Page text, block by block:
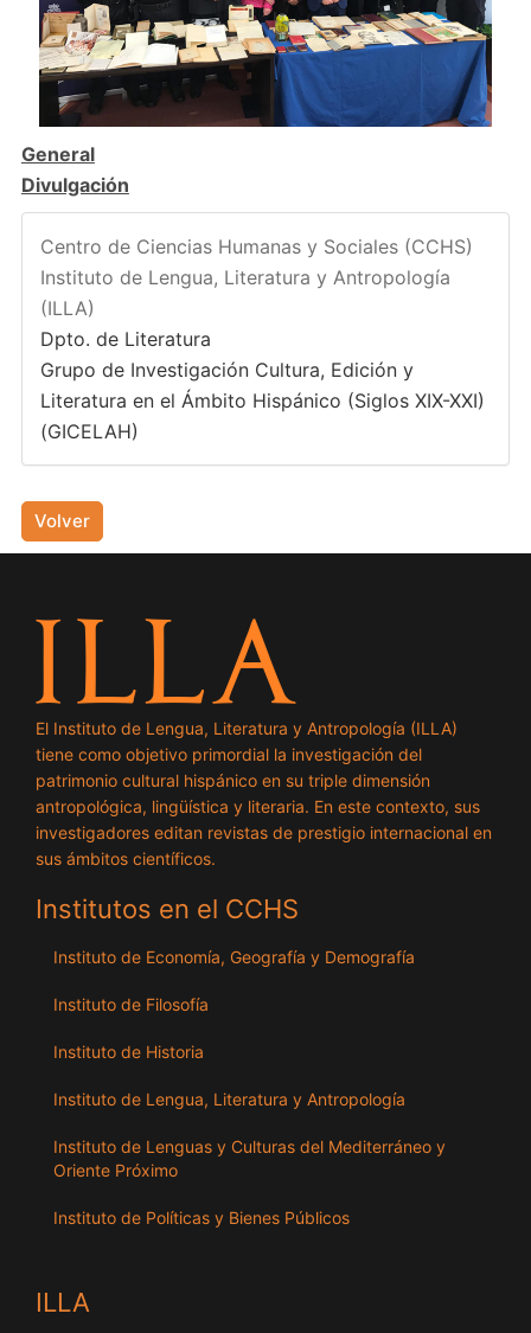
General
Divulgación
Centro de Ciencias Humanas y Sociales (CCHS)
Instituto de Lengua, Literatura y Antropología
(ILLA)
Dpto. de Literatura
Grupo de Investigación Cultura, Edición y
Literatura en el Ámbito Hispánico (Siglos XIX-XXI)
(GICELAH)
Volver
El Instituto de Lengua, Literatura y Antropología (ILLA)
tiene como objetivo primordial la investigación del
patrimonio cultural hispánico en su triple dimensión
antropológica, lingüística y literaria. En este contexto, sus
investigadores editan revistas de prestigio internacional en
sus ámbitos científicos.
Institutos en el CCHS
Instituto de Economía, Geografía y Demografía
Instituto de Filosofía
Instituto de Historia
Instituto de Lengua, Literatura y Antropología
Instituto de Lenguas y Culturas del Mediterráneo y
Oriente Próximo
Instituto de Políticas y Bienes Públicos
ILLA